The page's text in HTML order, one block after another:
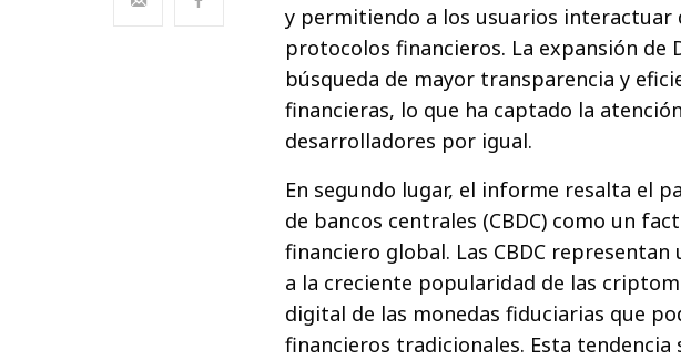
y permitiendo a los usuarios interactuar
protocolos financieros. La expansión de
búsqueda de mayor transparencia y
financieras, lo que ha captado la
desarrolladores por igual.
En segundo lugar, el informe resalta el
de bancos centrales (CBDC) como un
financiero global. Las CBDC
a la creciente popularidad de las
digital de las monedas fiduciarias que
financieros tradicionales. Esta